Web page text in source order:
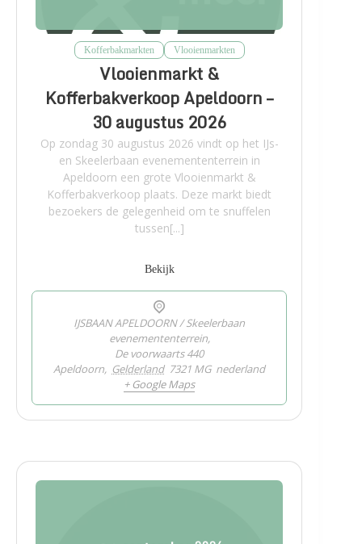
Kofferbakmarkten Vlooienmarkten
Vlooienmarkt &
Kofferbakverkoop Apeldoorn –
30 augustus 2026
Op zondag 30 augustus 2026 vindt op het IJs-
en Skeelerbaan evenemententerrein in
Apeldoorn een grote Vlooienmarkt &
Kofferbakverkoop plaats. Deze markt biedt
bezoekers de gelegenheid om te snuffelen
tussen[...]
Bekijk
IJSBAAN APELDOORN / Skeelerbaan
evenemententerrein,
De voorwaarts 440
Apeldoorn, Gelderland 7321 MG nederland
+ Google Maps